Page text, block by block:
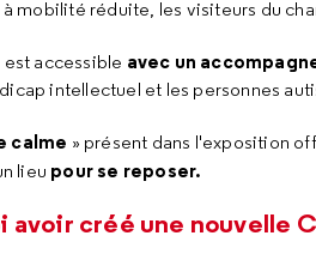
mobilité réduite, les visiteurs du
accessible avec un
intellectuel et les personnes
calme » présent dans l'exposition
lieu pour se reposer.
avoir créé une nouvelle